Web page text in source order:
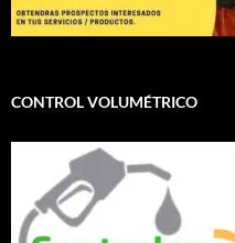
CONTROL VOLUMÉTRICO